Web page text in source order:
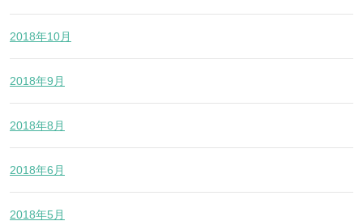
2018年10月
2018年9月
2018年8月
2018年6月
2018年5月